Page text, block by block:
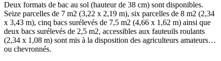
Deux formats de bac au sol (hauteur de 38 cm) sont disponibles.
Seize parcelles de 7 m2 (3,22 x 2,19 m), six parcelles de 8 m2 (2,34
x 3,43 m), cinq bacs surélevés de 7,5 m2 (4,66 x 1,62 m) ainsi que
deux bacs surélevés de 2,5 m2, accessibles aux fauteuils roulants
(2,34 x 1,08 m) sont mis à la disposition des agriculteurs amateurs…
ou chevronnés.